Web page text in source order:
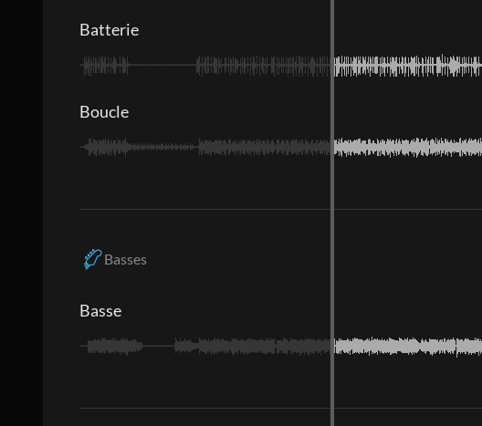
Batterie
Boucle
Basses
Basse